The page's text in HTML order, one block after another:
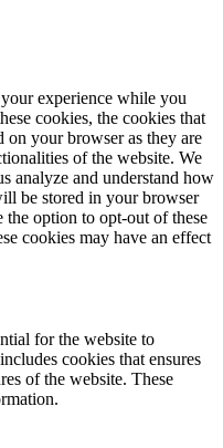
experience while you
cookies, the cookies that
on your browser as they are
of the website. We
analyze and understand how
be stored in your browser
option to opt-out of these
cookies may have an effect
for the website to
cookies that ensures
of the website. These